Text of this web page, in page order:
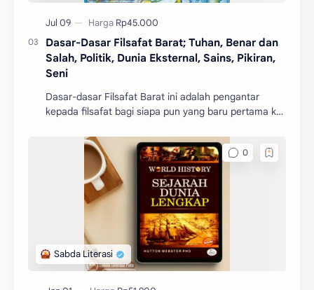
Dasar-Dasar Filsafat Barat; Tuhan, Benar dan
Salah, Politik, Dunia Eksternal, Sains, Pikiran,
Seni
Dasar-dasar Filsafat Barat ini adalah pengantar
kepada filsafat bagi siapa pun yang baru pertama kali